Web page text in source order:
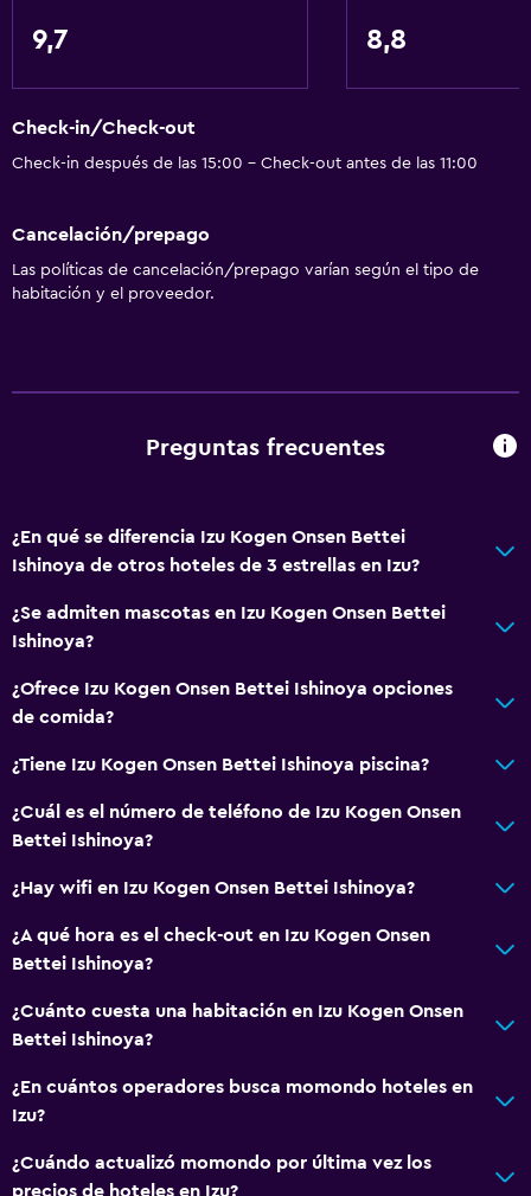
9,7 8,8
Check-in/Check-out
Check-in después de las 15:00 - Check-out antes de las 11:00
Cancelación/prepago
Las políticas de cancelación/prepago varían según el tipo de
habitación y el proveedor.
Preguntas frecuentes
¿En qué se diferencia Izu Kogen Onsen Bettei
Ishinoya de otros hoteles de 3 estrellas en Izu?
¿Se admiten mascotas en Izu Kogen Onsen Bettei
Ishinoya?
¿Ofrece Izu Kogen Onsen Bettei Ishinoya opciones
de comida?
¿Tiene Izu Kogen Onsen Bettei Ishinoya piscina?
¿Cuál es el número de teléfono de Izu Kogen Onsen
Bettei Ishinoya?
¿Hay wifi en Izu Kogen Onsen Bettei Ishinoya?
¿A qué hora es el check-out en Izu Kogen Onsen
Bettei Ishinoya?
¿Cuánto cuesta una habitación en Izu Kogen Onsen
Bettei Ishinoya?
¿En cuántos operadores busca momondo hoteles en
Izu?
¿Cuándo actualizó momondo por última vez los
precios de hoteles en Izu?